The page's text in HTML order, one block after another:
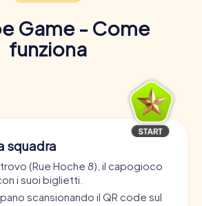
Game - Come
funziona
squadra
(Rue Hoche 8), il capogioco
i suoi biglietti.
scansionando il QR code sul